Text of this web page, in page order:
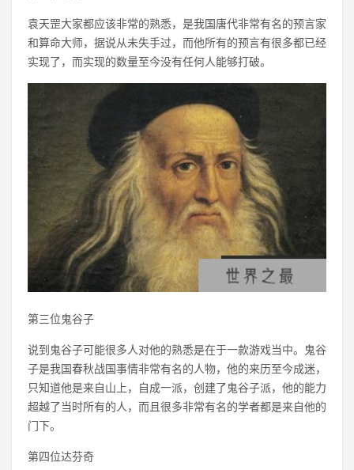
袁天罡大家都应该非常的熟悉，是我国唐代非常有名的预言家
和算命大师，据说从未失手过，而他所有的预言有很多都已经
实现了，而实现的数量至今没有任何人能够打破。
第三位鬼谷子
说到鬼谷子可能很多人对他的熟悉是在于一款游戏当中。鬼谷
子是我国春秋战国事情非常有名的人物，他的来历至今成迷，
只知道他是来自山上，自成一派，创建了鬼谷子派，他的能力
超越了当时所有的人，而且很多非常有名的学者都是来自他的
门下。
第四位达芬奇